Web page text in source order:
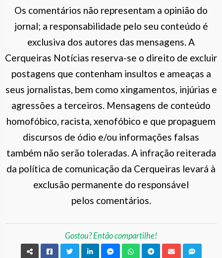
Os comentários não representam a opinião do
jornal; a responsabilidade pelo seu conteúdo é
exclusiva dos autores das mensagens. A
Cerqueiras Notícias reserva-se o direito de excluir
postagens que contenham insultos e ameaças a
seus jornalistas, bem como xingamentos, injúrias e
agressões a terceiros. Mensagens de conteúdo
homofóbico, racista, xenofóbico e que propaguem
discursos de ódio e/ou informações falsas
também não serão toleradas. A infração reiterada
da política de comunicação da Cerqueiras levará à
exclusão permanente do responsável
pelos comentários.
Gostou? Então compartilhe!